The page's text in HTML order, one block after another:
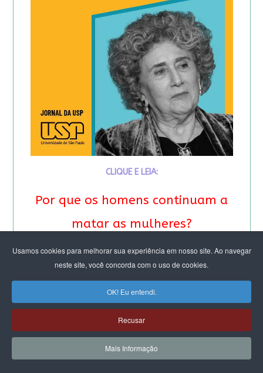
Usamos cookies para melhorar sua experiência em nosso site. Ao navegar
neste site, você concorda com o uso de cookies.
OK! Eu entendi.
Recusar
Mais Informação
CLIQUE E LEIA:
Por que os homens continuam a
matar as mulheres?
&
Feminicídio: “A noção de
propriedade é profunda”.
Entrevista especial com Eva
Alterman Blay